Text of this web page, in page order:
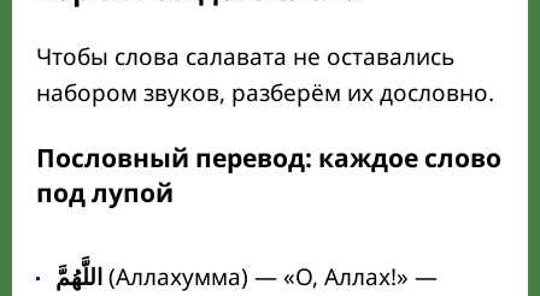
Чтобы слова салавата не оставались
набором звуков, разберём их дословно.
Пословный перевод: каждое слово
под лупой
اللَّهُمَّ(Аллахумма) — «О, Аллах!» —